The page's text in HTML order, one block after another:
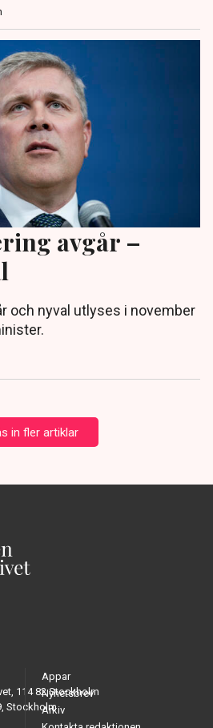
avgår –
och nyval utlyses i november
in fler artiklar
114 82 Stockholm
Stockholm
Appar
Nyhetsbrev
Arkiv